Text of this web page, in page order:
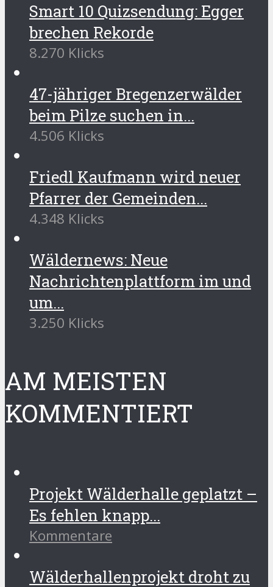
Smart 10 Quizsendung: Egger
brechen Rekorde
8.270 Klicks
47-jähriger Bregenzerwälder
beim Pilze suchen in...
4.506 Klicks
Friedl Kaufmann wird neuer
Pfarrer der Gemeinden...
4.348 Klicks
Wäldernews: Neue
Nachrichtenplattform im und
um...
3.250 Klicks
AM MEISTEN
KOMMENTIERT
Projekt Wälderhalle geplatzt –
Es fehlen knapp...
Kommentare
Wälderhallenprojekt droht zu